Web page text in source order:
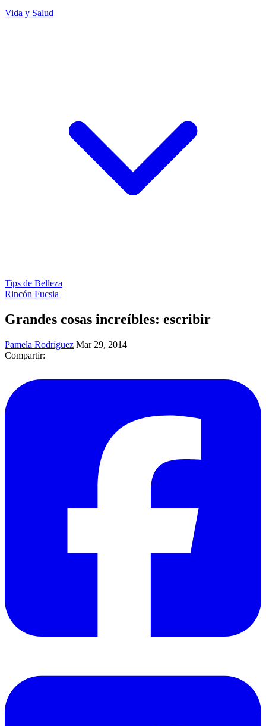
Vida y Salud
Tips de Belleza
Rincón Fucsia
Grandes cosas increíbles: escribir
Pamela Rodríguez Mar 29, 2014
Compartir: